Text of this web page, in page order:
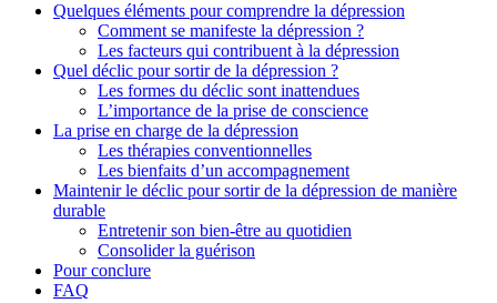
Quelques éléments pour comprendre la dépression
Comment se manifeste la dépression ?
Les facteurs qui contribuent à la dépression
Quel déclic pour sortir de la dépression ?
Les formes du déclic sont inattendues
L’importance de la prise de conscience
La prise en charge de la dépression
Les thérapies conventionnelles
Les bienfaits d’un accompagnement
Maintenir le déclic pour sortir de la dépression de manière
durable
Entretenir son bien-être au quotidien
Consolider la guérison
Pour conclure
FAQ